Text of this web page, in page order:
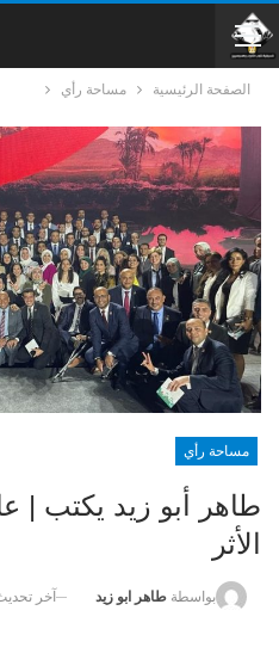
الصفحة الرئيسية مساحة رأي
مساحة رأي
طاهر أبو زيد يكتب |
الأثر
بواسطة طاهر ابو زيد آخر